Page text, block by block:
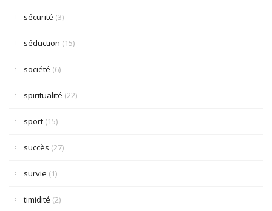
sécurité (3)
séduction (15)
société (6)
spiritualité (22)
sport (15)
succès (27)
survie (1)
timidité (2)